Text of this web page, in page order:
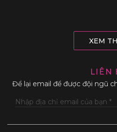
XEM
LIÊN
Để lại email để được đội ngũ